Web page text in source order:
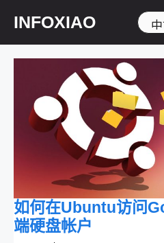
内
INFOXIAO
选
择
语
如何在Ubuntu访问
端硬盘帐户